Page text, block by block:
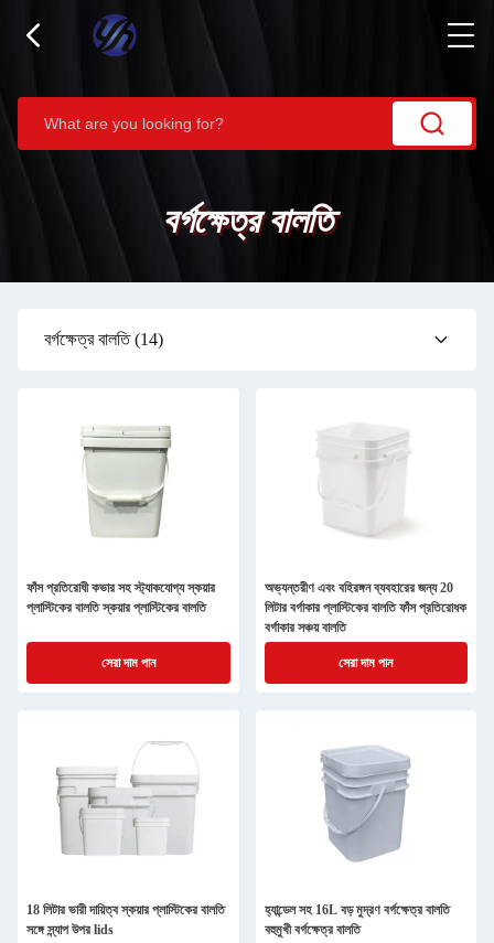
বর্গক্ষেত্র বালতি
বর্গক্ষেত্র বালতি(14)
ফাঁস প্রতিরোধী কভার সহ স্ট্যাকযোগ্য স্কয়ার
প্লাস্টিকের বালতি স্কয়ার প্লাস্টিকের বালতি
সেরা দাম পান
অভ্যন্তরীণ এবং বহিরঙ্গন ব্যবহারের জন্য 20
লিটার বর্গাকার প্লাস্টিকের বালতি ফাঁস প্রতিরোধক
বর্গাকার সঞ্চয় বালতি
সেরা দাম পান
18 লিটার ভারী দায়িত্ব স্কয়ার প্লাস্টিকের বালতি
সঙ্গে স্ন্যাপ উপর lids
হ্যান্ডেল সহ 16L বড় মুদ্রণ বর্গক্ষেত্র বালতি
বহুমুখী বর্গক্ষেত্র বালতি